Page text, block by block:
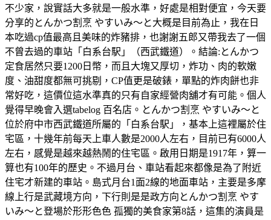
不少家，說實話大多就是一般水準，好處是相對便宜，今天要
分享的とんかつ割烹 やすいみ〜と大概是目前為止，我在日
本吃過cp值最高且美味的炸豬排，也謝謝五郎又帶我去了一個
不曾去過的車站「白系台駅」（西武鐵道）。結論:とんかつ
定食居然只要1200日幣，而且大塊又厚切，炸功、肉的軟嫩
度、油甜度都無可挑剔，CP值更是破錶，單點的炸肉餅也非
常好吃，這價位這水準真的只有自家經營肉舖才有可能。個人
覺得早晚會入選tabelog 百名店。とんかつ割烹 やすいみ〜と
位於府中市西武鐵道所屬的「白系台駅」，基本上這裡屬於住
宅區，十幾年前每天上車人數是2000人左右，目前已有6000人
左右，感覺是越來越熱鬧的住宅區。啟用日期是1917年，算一
算也有100年的歷史。不過月台、車站看起來都像是為了附近
住宅才新建的車站。島式月台1面2線的地面車站，主要是多摩
線上行是武藏境方向，下行則是是政方向とんかつ割烹 やす
いみ〜と登場於形形色色 孤獨的美食家第8話，這集的演員是